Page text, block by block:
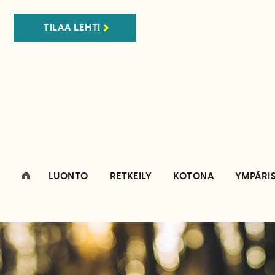
TILAA LEHTI
LUONTO RETKEILY KOTONA